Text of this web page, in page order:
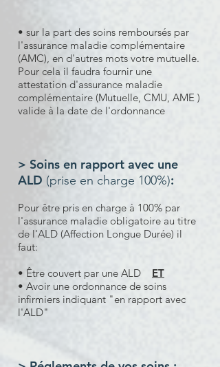
• sur la part des soins remboursés par
l'assurance maladie complémentaire
(AMC), en d'autres mots votre mutuelle.
Pour cela il faudra fournir une
attestation d'assurance maladie
complémentaire (Mutuelle, CMU, AME )
valide à la date de l'ordonnance
> Soins en rapport avec une
ALD (prise en charge 100%):
Pour être pris en charge à 100% par
l'assurance maladie obligatoire au titre
de l'ALD (Affection Longue Durée) il
faut:
• Être couvert par une ALD
ET
• Avoir une ordonnance de soins
infirmiers indiquant "en rapport avec
l'ALD"